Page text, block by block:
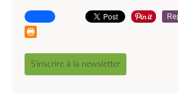
S'inscrire à la newsletter